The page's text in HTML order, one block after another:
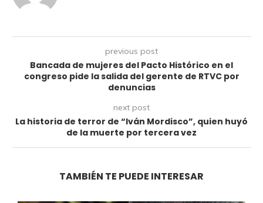
previous post
Bancada de mujeres del Pacto Histórico en el
congreso pide la salida del gerente de RTVC por
denuncias
next post
La historia de terror de “Iván Mordisco”, quien huyó
de la muerte por tercera vez
TAMBIÉN TE PUEDE INTERESAR